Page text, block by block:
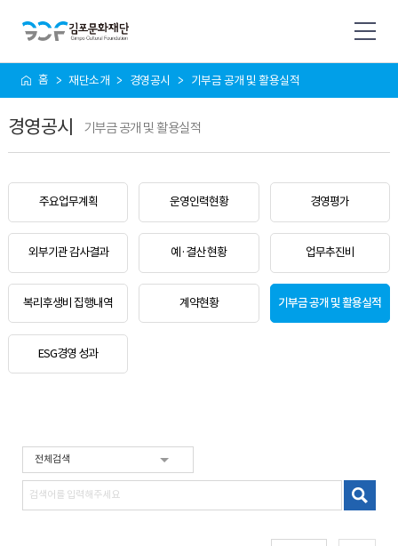
사
이
맵
홈 재단소개 경영공시 기부금 공개 및 활용실적
경영공시 기부금 공개 및 활용실적
주요업무계획 운영인력현황 경영평가
외부기관 감사결과 예·결산 현황 업무추진비
복리후생비 집행내역 계약현황 기부금 공개 및 활용실적
ESG경영 성과